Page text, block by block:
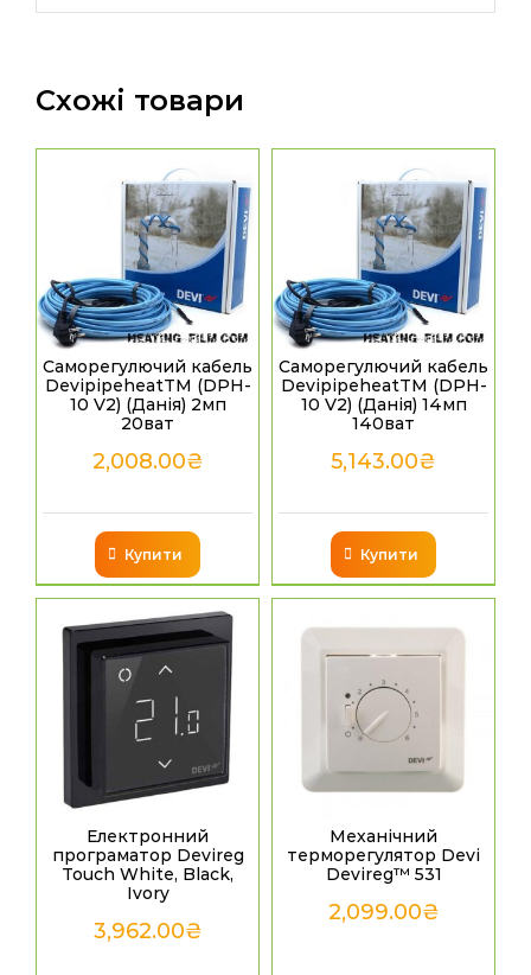
Схожі товари
Саморегулючий кабель
DevipipeheatТМ (DPH-
10 V2) (Данія) 2мп
20ват
2,008.00₴
Купити
Саморегулючий кабель
DevipipeheatТМ (DPH-
10 V2) (Данія) 14мп
140ват
5,143.00₴
Купити
Електронний
програматор Devireg
Touch White, Black,
Ivory
3,962.00₴
Механічний
терморегулятор Devi
Devireg™ 531
2,099.00₴